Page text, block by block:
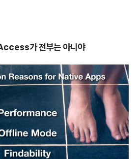
가 전부는 아니야